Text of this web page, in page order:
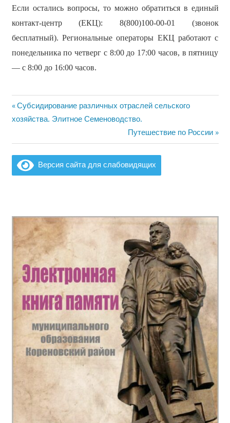
Если остались вопросы, то можно обратиться в единый
контакт-центр (ЕКЦ): 8(800)100-00-01 (звонок
бесплатный). Региональные операторы ЕКЦ работают с
понедельника по четверг с 8:00 до 17:00 часов, в пятницу
— с 8:00 до 16:00 часов.
Навигация
записям
Предыдущая
запись:
Субсидирование различных отраслей сельского
хозяйства. Элитное Семеноводство.
Следующая
запись:
Путешествие по России
Версия сайта для слабовидящих